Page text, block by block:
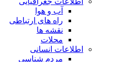
آب و هوا
راه های ارتباطی
نقشه ها
محلات
اطلاعات انسانی
مردم شناسی